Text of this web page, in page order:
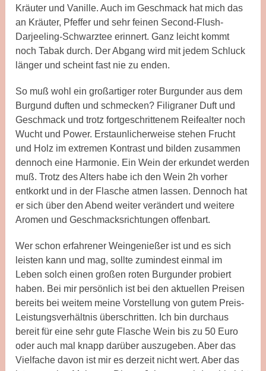
Kräuter und Vanille. Auch im Geschmack hat mich das
an Kräuter, Pfeffer und sehr feinen Second-Flush-
Darjeeling-Schwarztee erinnert. Ganz leicht kommt
noch Tabak durch. Der Abgang wird mit jedem Schluck
länger und scheint fast nie zu enden.
So muß wohl ein großartiger roter Burgunder aus dem
Burgund duften und schmecken? Filigraner Duft und
Geschmack und trotz fortgeschrittenem Reifealter noch
Wucht und Power. Erstaunlicherweise stehen Frucht
und Holz im extremen Kontrast und bilden zusammen
dennoch eine Harmonie. Ein Wein der erkundet werden
muß. Trotz des Alters habe ich den Wein 2h vorher
entkorkt und in der Flasche atmen lassen. Dennoch hat
er sich über den Abend weiter verändert und weitere
Aromen und Geschmacksrichtungen offenbart.
Wer schon erfahrener Weingenießer ist und es sich
leisten kann und mag, sollte zumindest einmal im
Leben solch einen großen roten Burgunder probiert
haben. Bei mir persönlich ist bei den aktuellen Preisen
bereits bei weitem meine Vorstellung von gutem Preis-
Leistungsverhältnis überschritten. Ich bin durchaus
bereit für eine sehr gute Flasche Wein bis zu 50 Euro
oder auch mal knapp darüber auszugeben. Aber das
Vielfache davon ist mir es derzeit nicht wert. Aber das